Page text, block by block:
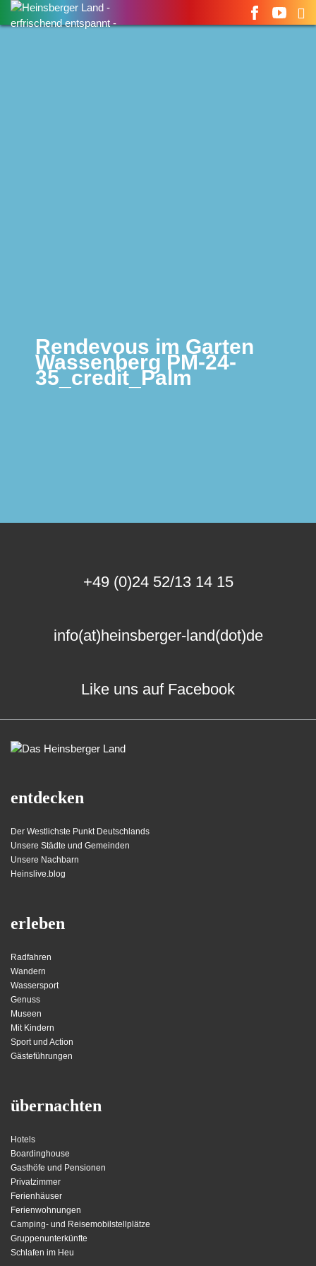
Suchen
nach:
Rendevous im Garten
Wassenberg PM-24-
35_credit_Palm
+49 (0)24 52/13 14 15
info(at)heinsberger-land(dot)de
Like uns auf Facebook
entdecken
Der Westlichste Punkt Deutschlands
Unsere Städte und Gemeinden
Unsere Nachbarn
Heinslive.blog
erleben
Radfahren
Wandern
Wassersport
Genuss
Museen
Mit Kindern
Sport und Action
Gästeführungen
übernachten
Hotels
Boardinghouse
Gasthöfe und Pensionen
Privatzimmer
Ferienhäuser
Ferienwohnungen
Camping- und Reisemobilstellplätze
Gruppenunterkünfte
Schlafen im Heu